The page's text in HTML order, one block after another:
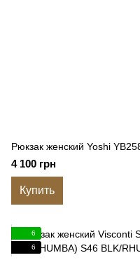
Рюкзак женский Yoshi
4 100 грн
Купить
6
6